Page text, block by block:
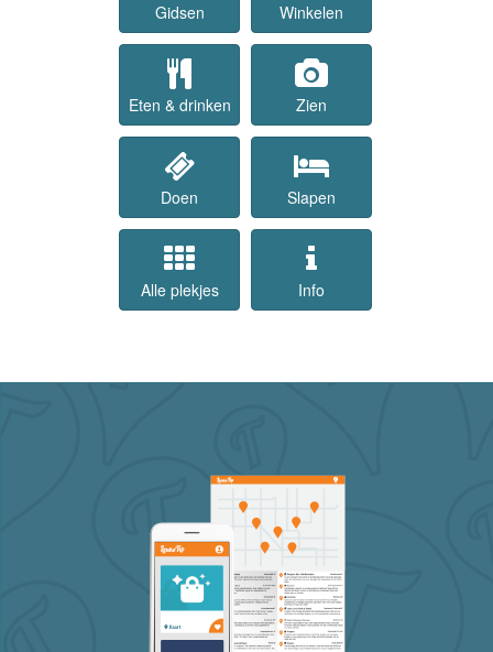
Gidsen Winkelen
Eten & drinken Zien
Doen Slapen
Alle plekjes Info